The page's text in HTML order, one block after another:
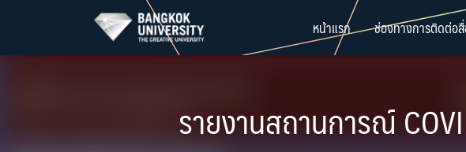
content
หน้าแรก ช่องทางการติดต่อ
รายงานสถานการณ์